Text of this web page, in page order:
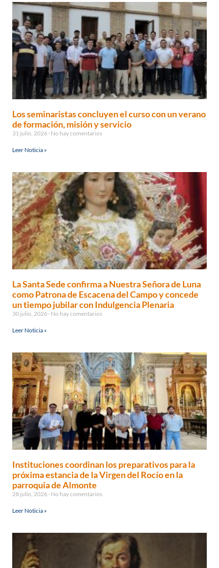
Los seminaristas concluyen el curso con un verano
de formación, misión y servicio
31 julio, 2026 No hay comentarios
Leer Noticia »
La Santa Sede confirma a Nuestra Señora de Luna
como Patrona de Escacena del Campo y concede
un tiempo jubilar con Indulgencia Plenaria
30 julio, 2026 No hay comentarios
Leer Noticia »
Instituciones coordinan los preparativos para la
próxima estancia de la Virgen del Rocío en la
parroquia de Almonte
28 julio, 2026 No hay comentarios
Leer Noticia »